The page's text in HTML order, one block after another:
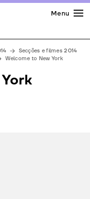
Menu
Secções e filmes 2014
Welcome to New York